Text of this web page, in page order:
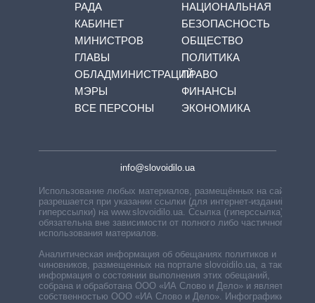
РАДА
КАБИНЕТ
МИНИСТРОВ
ГЛАВЫ
ОБЛАДМИНИСТРАЦИЙ
МЭРЫ
ВСЕ ПЕРСОНЫ
НАЦИОНАЛЬНАЯ
БЕЗОПАСНОСТЬ
ОБЩЕСТВО
ПОЛИТИКА
ПРАВО
ФИНАНСЫ
ЭКОНОМИКА
info@slovoidilo.ua
Использование любых материалов, размещённых на сайте,
разрешается при указании ссылки (для интернет-изданий —
гиперссылки) на www.slovoidilo.ua. Ссылка (гиперссылка)
обязательна вне зависимости от полного либо частичного
использования материалов.
Аналитическая информация об обещаниях политиков и
чиновников, размещенных на портале slovoidilo.ua, а также
информация о состоянии выполнения этих обещаний,
собрана и обработана ООО «ИА Слово и Дело» и является
собственностью ООО «ИА Слово и Дело». Инфографики,